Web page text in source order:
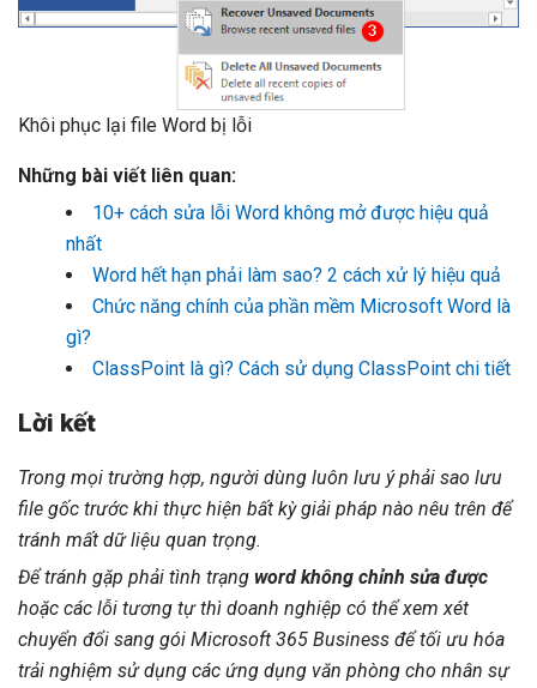
Khôi phục lại file Word bị lỗi
Những bài viết liên quan:
10+ cách sửa lỗi Word không mở được hiệu quả
nhất
Word hết hạn phải làm sao? 2 cách xử lý hiệu quả
Chức năng chính của phần mềm Microsoft Word là
gì?
ClassPoint là gì? Cách sử dụng ClassPoint chi tiết
Lời kết
Trong mọi trường hợp, người dùng luôn lưu ý phải sao lưu
file gốc trước khi thực hiện bất kỳ giải pháp nào nêu trên để
tránh mất dữ liệu quan trọng.
Để tránh gặp phải tình trạng word không chỉnh sửa được
hoặc các lỗi tương tự thì doanh nghiệp có thể xem xét
chuyển đổi sang gói Microsoft 365 Business để tối ưu hóa
trải nghiệm sử dụng các ứng dụng văn phòng cho nhân sự